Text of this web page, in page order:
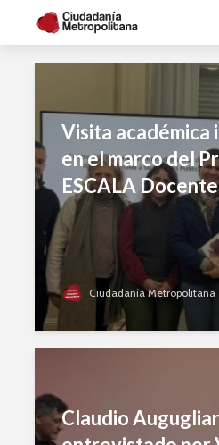
Visita académica
en el marco del
ESCALA
Ciudadanía Metropolitana
Claudio